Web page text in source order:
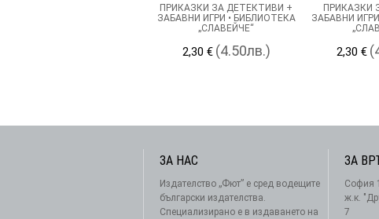
ПРИКАЗКИ ЗА ДЕТЕКТИВИ +
ЗАБАВНИ ИГРИ • БИБЛИОТЕКА
„СЛАВЕЙЧЕ“
2,30 € (4.50лв.)
ПРИКАЗКИ
ЗАБАВНИ
2,30 €
ЗА НАС
Издателство „Фют” е сред водещите
български издателства.
Специализирано е в издаването на
ЗА
София
ж.к.
7